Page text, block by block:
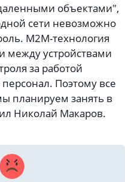
объектами",
сети невозможно
M2M-технология
между устройствами
за работой
Поэтому все
планируем занять в
Николай Макаров.